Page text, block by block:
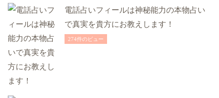
電話占いフィールは神秘能力の本物占い
で真実を貴方にお教えします！
274件のビュー